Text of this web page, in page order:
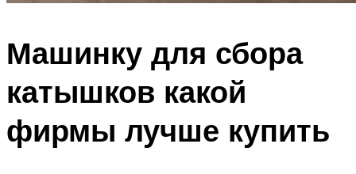
Машинку для сбора
катышков какой
фирмы лучше купить